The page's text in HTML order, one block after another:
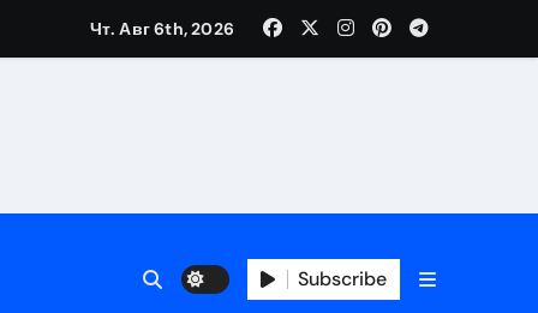
Чт. Авг 6th, 2026
Subscribe